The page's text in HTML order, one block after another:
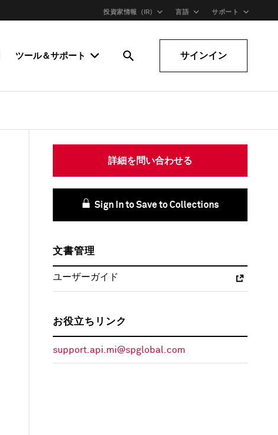
投資家情報（IR) 言語 サポート
ツール＆サポート サインイン
詳細を問い合わせる
Sign In to Save to Collections
文書管理
ユーザーガイド
お役立ちリンク
support.api.mi@spglobal.com